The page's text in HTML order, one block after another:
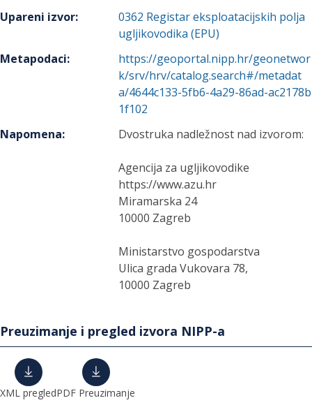
Upareni izvor: 0362 Registar eksploatacijskih polja
ugljikovodika (EPU)
Metapodaci:
https://geoportal.nipp.hr/geonetwor
k/srv/hrv/catalog.search#/metadat
a/4644c133-5fb6-4a29-86ad-ac2178b
1f102
Napomena: Dvostruka nadležnost nad izvorom:
Agencija za ugljikovodike
https://www.azu.hr
Miramarska 24
10000 Zagreb
Ministarstvo gospodarstva
Ulica grada Vukovara 78,
10000 Zagreb
Preuzimanje i pregled izvora NIPP-a
XML pregledPDF Preuzimanje